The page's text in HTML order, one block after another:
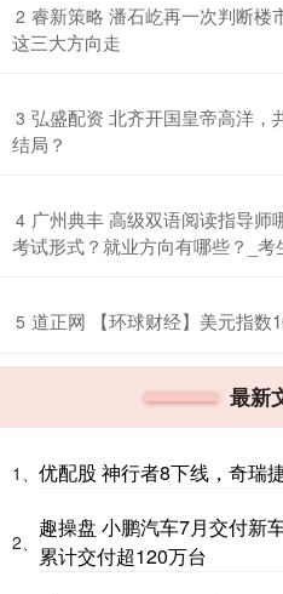
2 睿新策略 潘石屹再一次判断楼
这三大方向走
3 弘盛配资 北齐开国皇帝高洋，
结局？
4 广州典丰 高级双语阅读指导师
考试形式？就业方向有哪些？_考
5 道正网 【环球财经】美元指数
最新
1、 优配股 神行者8下线，奇瑞
2、
趣操盘 小鹏汽车7月交付新
累计交付超120万台